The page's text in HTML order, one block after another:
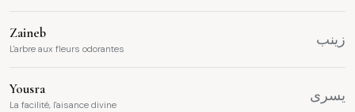
Zaineb
L'arbre aux fleurs odorantes
زينب
Yousra
La facilité, l'aisance divine
يسرى